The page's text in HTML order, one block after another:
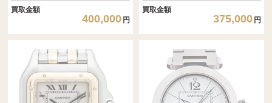
買取金額
400,000 円
買取金額
375,000 円